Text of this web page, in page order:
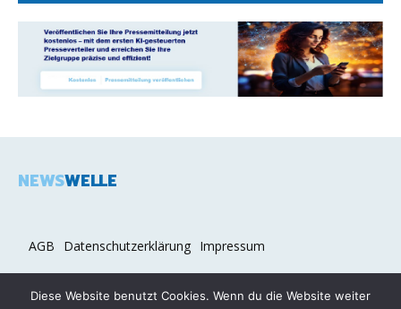
NEWSWELLE
AGB Datenschutzerklärung Impressum
Diese Website benutzt Cookies. Wenn du die Website weiter